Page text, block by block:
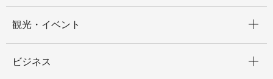
観光・イベント
ビジネス